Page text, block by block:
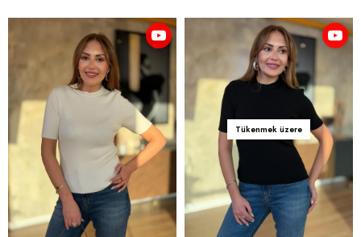
Tükenmek üzere